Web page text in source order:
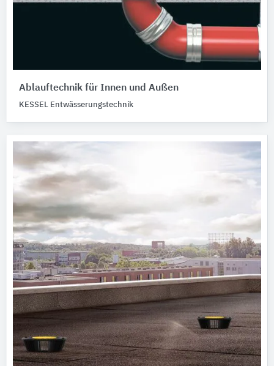
Ablauftechnik für Innen und Außen
KESSEL Entwässerungstechnik